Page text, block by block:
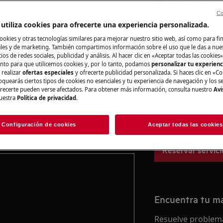
configuraciones y funciones que
y funciones. Además, los
modelo. Consulte el manual del
específico.
Registra online
Si no encuentras
registrar online
reparar tu
tener costes
naturaleza de la
Reservar
Encuentra tu
Resuelve
utiliza cookies para ofrecerte una experiencia personalizada.
y otras tecnologías similares para mejorar nuestro sitio web, así como para
y de marketing. También compartimos información sobre el uso que le das a
de redes sociales, publicidad y análisis. Al hacer clic en «Aceptar todas las
para que utilicemos cookies y, por lo tanto, podamos personalizar tu
realizar ofertas especiales y ofrecerte publicidad personalizada. Si haces clic en
ciertos tipos de cookies no esenciales y tu experiencia de navegación y los
pueden verse afectados. Para obtener más información, consulta nuestro
Política de privacidad .
Configuración de cookies Aceptar todas las cookies